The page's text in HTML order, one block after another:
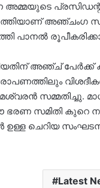
അമ്മയുടെ
അഞ്ചംഗ
പാനല്‍
അഞ്ച്
സമ്മതിച്ചു.
ഭരണ സമിതി
ഉള്ള ചെറിയ
Latest